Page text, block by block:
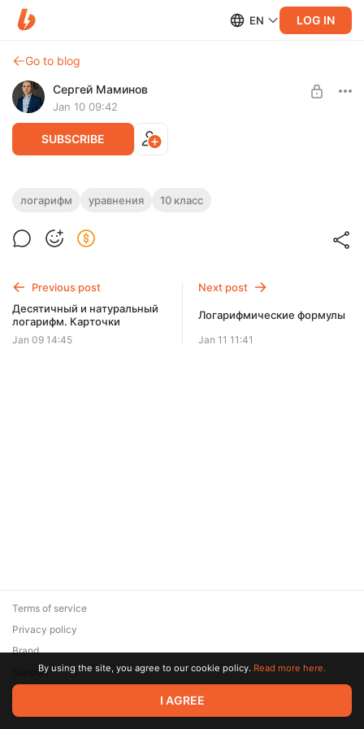
EN LOG IN
Go to blog
Сергей Маминов
Jan 10 09:42
SUBSCRIBE
Логарифмические уравнения. Карточки
Логарифмические уравнения. Карточки с практическими
заданиями на 10 вариантов, по 10 заданий, с ответами.
логарифм уравнения 10 класс
Previous post
Десятичный и натуральный
логарифм. Карточки
Jan 09 14:45
Next post
Логарифмические формулы
Jan 11 11:41
© 2026 Zaya Solutions Limited. All rights reserved. All trademarks
are the property of their respective owners.
Terms of service
Privacy policy
Brand
SupportBy using the site, you agree to our cookie policy. Read more here.
I AGREE